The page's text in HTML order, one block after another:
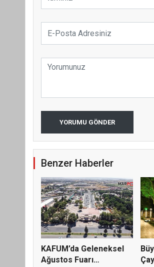
YORUMU GÖNDER
Benzer Haberler
KAFUM’da Geleneksel
Ağustos Fuarı